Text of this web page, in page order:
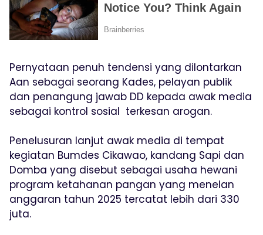
Pernyataan penuh tendensi yang dilontarkan
Aan sebagai seorang Kades, pelayan publik
dan penangung jawab DD kepada awak media
sebagai kontrol sosial terkesan arogan.
Penelusuran lanjut awak media di tempat
kegiatan Bumdes Cikawao, kandang Sapi dan
Domba yang disebut sebagai usaha hewani
program ketahanan pangan yang menelan
anggaran tahun 2025 tercatat lebih dari 330
juta.